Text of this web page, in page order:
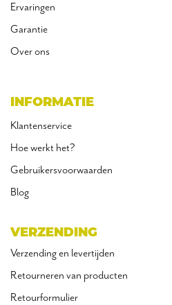
Ervaringen
Garantie
Over ons
INFORMATIE
Klantenservice
Hoe werkt het?
Gebruikersvoorwaarden
Blog
VERZENDING
Verzending en levertijden
Retourneren van producten
Retourformulier